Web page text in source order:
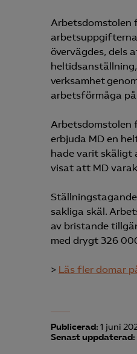
Arbetsdomstolen
arbetsuppgifterna
övervägdes, dels
verksamhet
arbetsförmåga
Arbetsdomstolen
erbjuda MD en
hade varit skäligt
visat att MD
sakliga skäl.
av bristande
med drygt 326
> Läs fler domar
Publicerad: 1 juni
Senast uppdaterad: